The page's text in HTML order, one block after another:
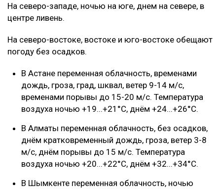
На северо-западе, ночью на юге, днем на севере, в
центре ливень.
‎На северо-востоке, востоке и юго-востоке обещают
погоду без осадков.
‎В Астане переменная облачность, временами
дождь, гроза, град, шквал, ветер 9-14 м/с,
временами порывы до 15-20 м/с. Температура
воздуха ночью +19...+21°C, днём +24...+26°C.
‎В Алматы переменная облачность, без осадков,
днём кратковременный дождь, гроза, ветер 3-8
м/с, днём порывы до 15 м/с. Температура
воздуха ночью +20...+22°C, днём +32...+34°C.
‎В Шымкенте переменная облачность, ночью